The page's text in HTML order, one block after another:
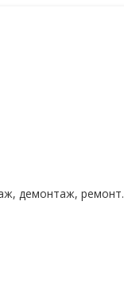
демонтаж, ремонт.